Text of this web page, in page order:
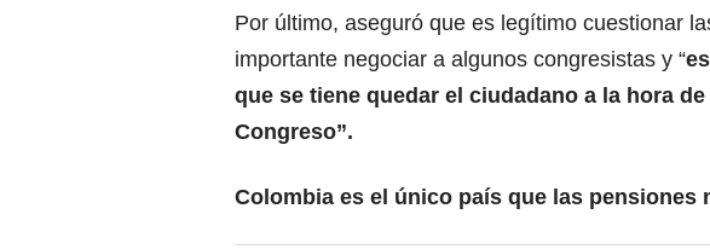
Por último, aseguró que es legítimo cuestionar
importante negociar a algunos congresistas y “
que se tiene quedar el ciudadano a la hora
Congreso”.
Colombia es el único país que las pensiones